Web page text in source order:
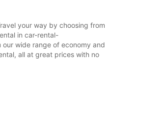
your way by choosing from
in car-rental-
wide range of economy and
all at great prices with no